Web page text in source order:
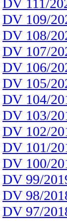
DV 111/
DV 109/
DV 108/
DV 107/
DV 106/
DV 105/
DV 104/
DV 103/
DV 102/
DV 101/
DV 100/
DV 99/
DV 98/
DV 97/